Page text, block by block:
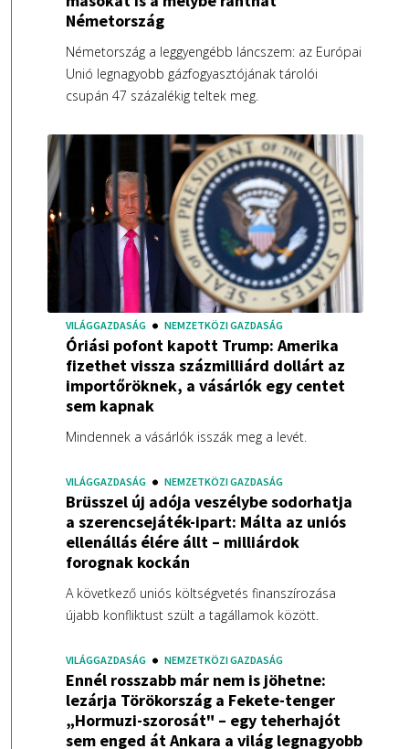
Németország
Németország a leggyengébb láncszem: az Európai
Unió legnagyobb gázfogyasztójának tárolói
csupán 47 százalékig teltek meg.
VILÁGGAZDASÁG NEMZETKÖZI GAZDASÁG
Óriási pofont kapott Trump: Amerika
fizethet vissza százmilliárd dollárt az
importőröknek, a vásárlók egy centet
sem kapnak
Mindennek a vásárlók isszák meg a levét.
VILÁGGAZDASÁG NEMZETKÖZI GAZDASÁG
Brüsszel új adója veszélybe sodorhatja
a szerencsejáték-ipart: Málta az uniós
ellenállás élére állt – milliárdok
forognak kockán
A következő uniós költségvetés finanszírozása
újabb konfliktust szült a tagállamok között.
VILÁGGAZDASÁG NEMZETKÖZI GAZDASÁG
Ennél rosszabb már nem is jöhetne:
lezárja Törökország a Fekete-tenger
„Hormuzi-szorosát" – egy teherhajót
sem enged át Ankara a világ legnagyobb